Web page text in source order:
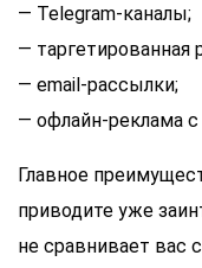
— Telegram-каналы;
— таргетированная
— email-рассылки;
— офлайн-реклама с
Главное
приводите уже
не сравнивает вас